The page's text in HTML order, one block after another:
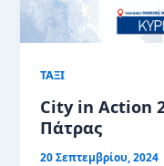
ΤΑΞΙ
City in Action
Πάτρας
20 Σεπτεμβρίου, 2024